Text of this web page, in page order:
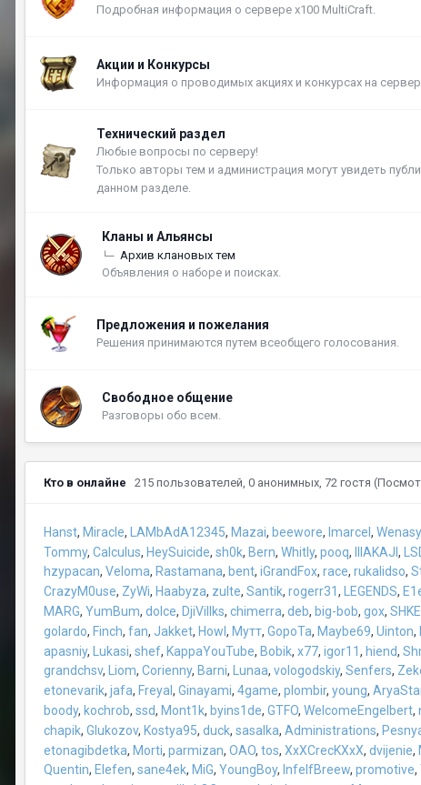
Подробная информация о сервере x100 MultiCraft.
Акции и Конкурсы
Информация о проводимых акциях и конкурсах на
Технический раздел
Любые вопросы по серверу!
Только авторы тем и администрация могут увидеть
данном разделе.
Кланы и Альянсы
Архив клановых тем
Объявления о наборе и поисках.
Предложения и пожелания
Решения принимаются путем всеобщего голосования.
Свободное общение
Разговоры обо всем.
Кто в онлайне 215 пользователей, 0 анонимных, 72 гостя
Hanst Miracle LAMbAdA12345 Mazai beewore Imarcel Wenasy
Tommy Calculus HeySuicide sh0k Bern Whitly pooq IIIAKAJI
hzypacan Veloma Rastamana bent iGrandFox race rukalidso
CrazyM0use ZyWi Haabyza zulte Santik rogerr31 LEGENDS
MARG YumBum dolce DjiVillks chimerra deb big-bob gox
golardo Finch fan Jakket Howl Мутт GopoTa Maybe69 Uinton
apasniy
Lukasi shef KappaYouTube Bobik x77 igor11 hiend
grandchsv Liom Corienny Barni Lunaa vologodskiy Senfers
etonevarik jafa Freyal Ginayami 4game plombir young
boody kochrob ssd Mont1k byins1de GTFO WelcomeEngelbert
chapik Glukozov Kostya95 duck sasalka Administrations
etonagibdetka Morti parmizan OAO tos XxXCrecKXxX dvijenie
Quentin Elefen sane4ek MiG YoungBoy InfelfBreew promotive